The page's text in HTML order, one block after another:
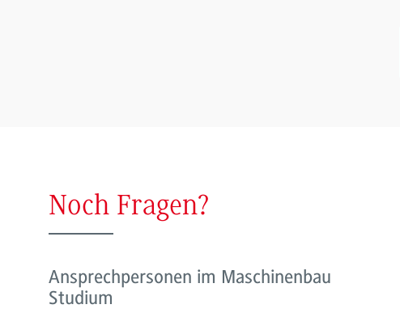
Noch Fragen?
Ansprechpersonen im Maschinenbau
Studium